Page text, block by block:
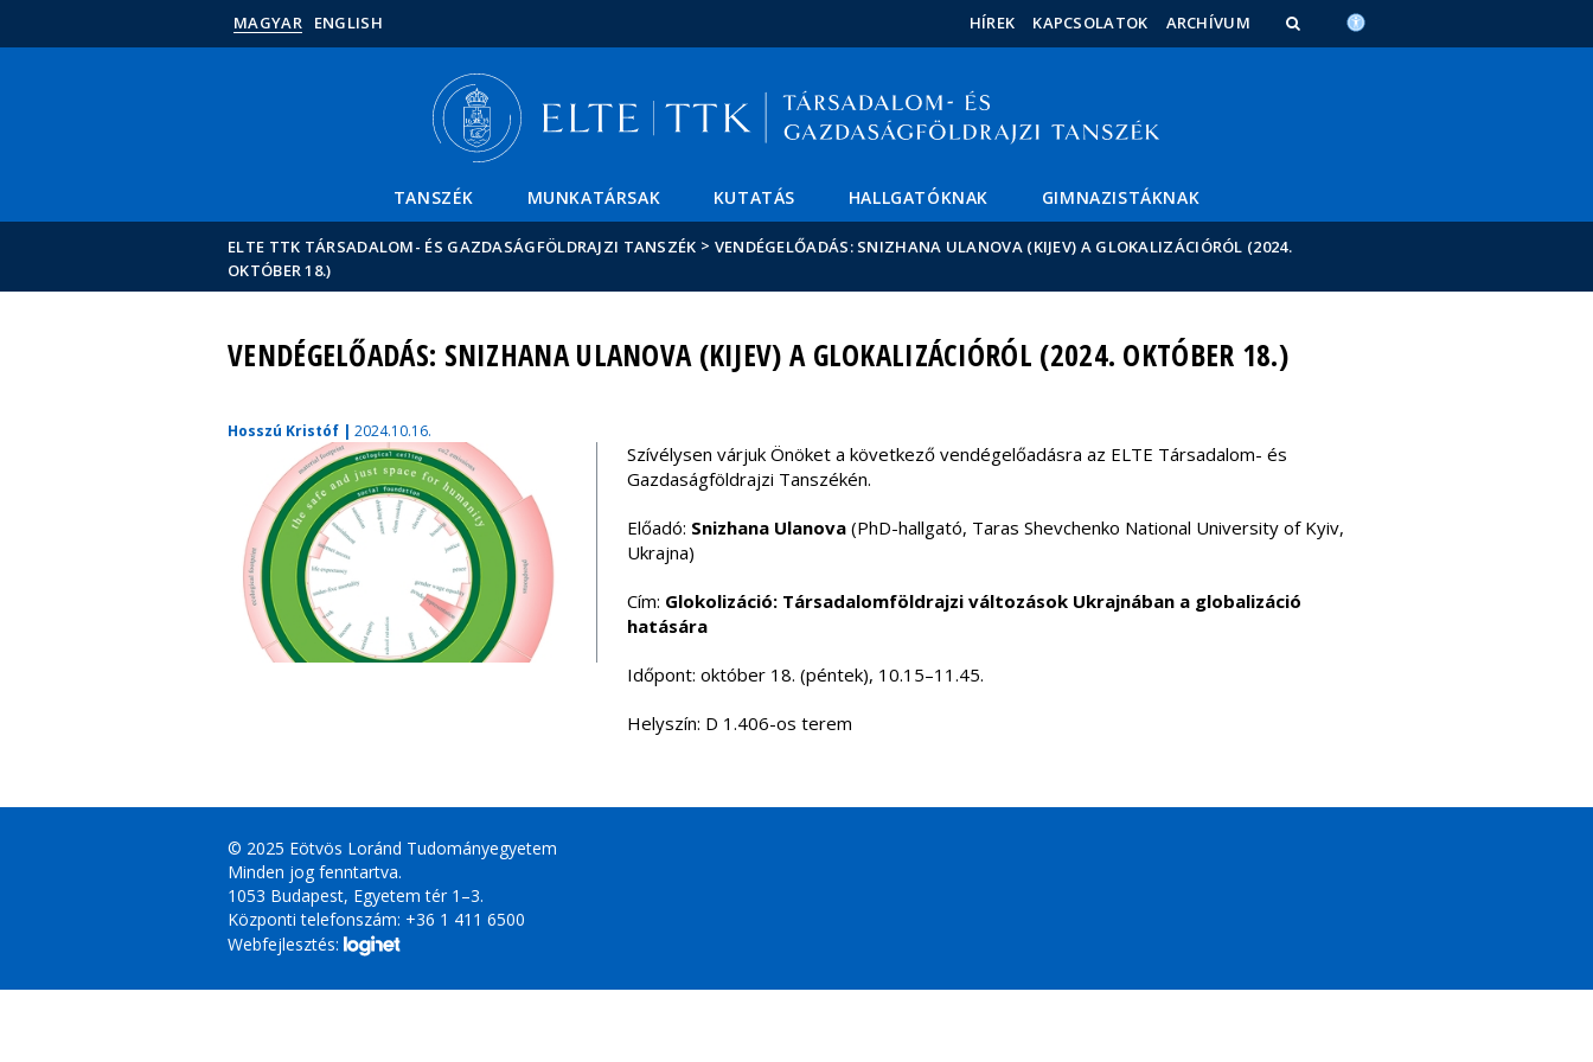
MAGYAR ENGLISH HÍREK KAPCSOLATOK ARCHÍVUM
TANSZÉK MUNKATÁRSAK KUTATÁS HALLGATÓKNAK GIMNAZISTÁKNAK
ELTE TTK TÁRSADALOM- ÉS GAZDASÁGFÖLDRAJZI TANSZÉK > VENDÉGELŐADÁS: SNIZHANA ULANOVA (KIJEV) A GLOKALIZÁCIÓRÓL (2024.
OKTÓBER 18.)
VENDÉGELŐADÁS: SNIZHANA ULANOVA (KIJEV) A GLOKALIZÁCIÓRÓL (2024. OKTÓBER 18.)
Hosszú Kristóf | 2024.10.16.
Szívélysen várjuk Önöket a következő vendégelőadásra az ELTE Társadalom- és
Gazdaságföldrajzi Tanszékén.
Előadó: Snizhana Ulanova (PhD-hallgató, Taras Shevchenko National University of Kyiv,
Ukrajna)
Cím: Glokolizáció: Társadalomföldrajzi változások Ukrajnában a globalizáció
hatására
Időpont: október 18. (péntek), 10.15–11.45.
Helyszín: D 1.406-os terem
© 2025 Eötvös Loránd Tudományegyetem
Minden jog fenntartva.
1053 Budapest, Egyetem tér 1–3.
Központi telefonszám: +36 1 411 6500
Webfejlesztés: